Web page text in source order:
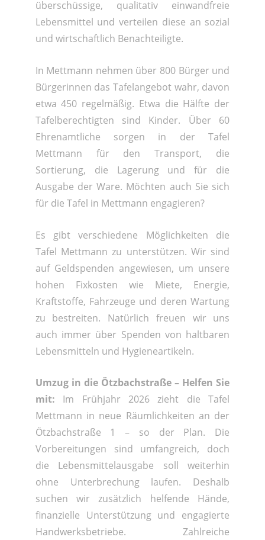
überschüssige, qualitativ einwandfreie
Lebensmittel und verteilen diese an sozial
und wirtschaftlich Benachteiligte.
In Mettmann nehmen über 800 Bürger und
Bürgerinnen das Tafelangebot wahr, davon
etwa 450 regelmäßig. Etwa die Hälfte der
Tafelberechtigten sind Kinder. Über 60
Ehrenamtliche sorgen in der Tafel
Mettmann für den Transport, die
Sortierung, die Lagerung und für die
Ausgabe der Ware. Möchten auch Sie sich
für die Tafel in Mettmann engagieren?
Es gibt verschiedene Möglichkeiten die
Tafel Mettmann zu unterstützen. Wir sind
auf Geldspenden angewiesen, um unsere
hohen Fixkosten wie Miete, Energie,
Kraftstoffe, Fahrzeuge und deren Wartung
zu bestreiten. Natürlich freuen wir uns
auch immer über Spenden von haltbaren
Lebensmitteln und Hygieneartikeln.
Umzug in die Ötzbachstraße – Helfen Sie
mit: Im Frühjahr 2026 zieht die Tafel
Mettmann in neue Räumlichkeiten an der
Ötzbachstraße 1 – so der Plan. Die
Vorbereitungen sind umfangreich, doch
die Lebensmittelausgabe soll weiterhin
ohne Unterbrechung laufen. Deshalb
suchen wir zusätzlich helfende Hände,
finanzielle Unterstützung und engagierte
Handwerksbetriebe. Zahlreiche